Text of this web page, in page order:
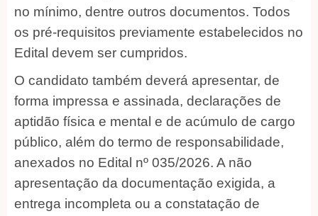
no mínimo, dentre outros documentos. Todos
os pré-requisitos previamente estabelecidos no
Edital devem ser cumpridos.
O candidato também deverá apresentar, de
forma impressa e assinada, declarações de
aptidão física e mental e de acúmulo de cargo
público, além do termo de responsabilidade,
anexados no Edital nº 035/2026. A não
apresentação da documentação exigida, a
entrega incompleta ou a constatação de